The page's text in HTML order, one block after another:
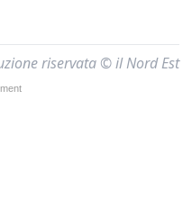
riservata © il Nord Est